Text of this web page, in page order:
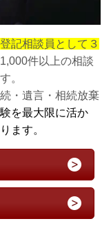
記相談員として３
件以上の相談
。
・遺言・相続放棄
を最大限に活か
ます。